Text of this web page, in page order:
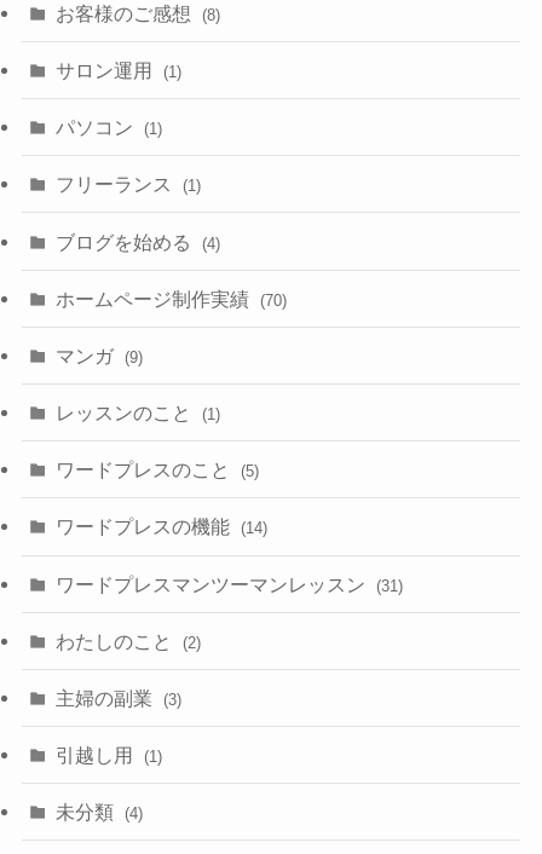
お客様のご感想 (8)
サロン運用 (1)
パソコン (1)
フリーランス (1)
ブログを始める (4)
ホームページ制作実績 (70)
マンガ (9)
レッスンのこと (1)
ワードプレスのこと (5)
ワードプレスの機能 (14)
ワードプレスマンツーマンレッスン (31)
わたしのこと (2)
主婦の副業 (3)
引越し用 (1)
未分類 (4)